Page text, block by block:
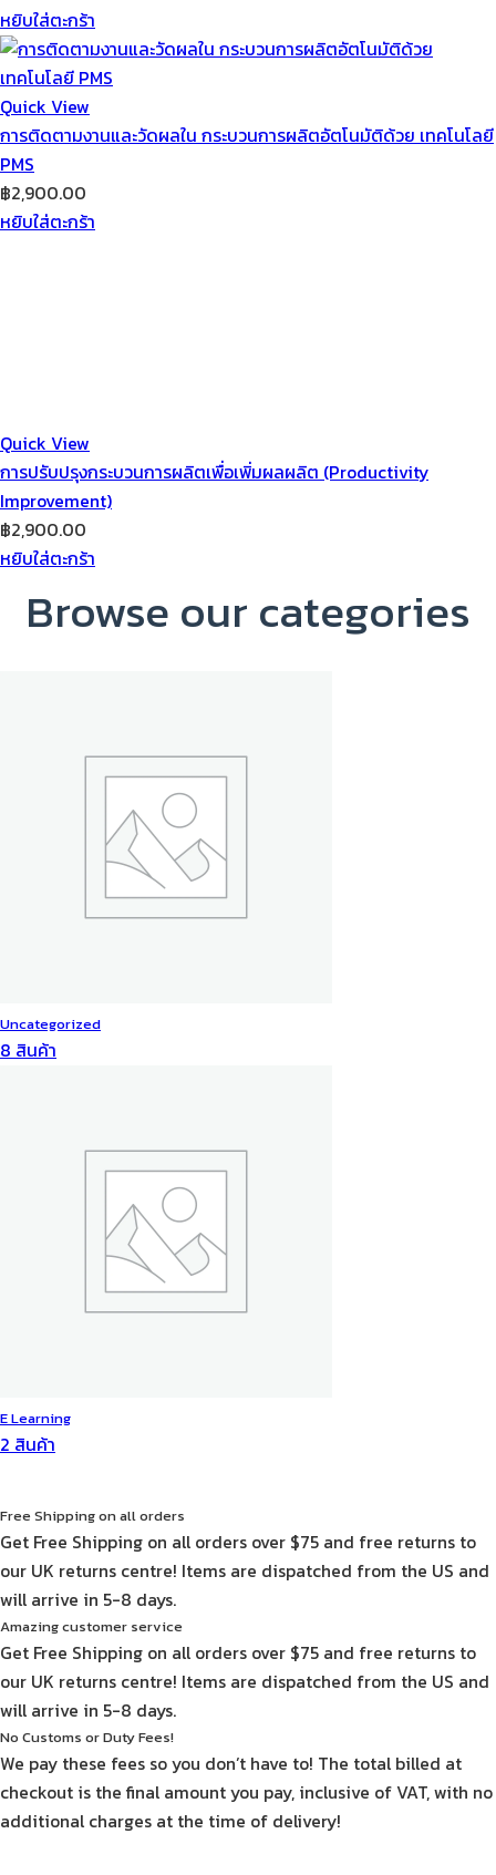
หยิบใส่ตะกร้า
Quick View
การติดตามงานและวัดผลใน กระบวนการผลิตอัตโนมัติด้วย เทคโนโลยี
PMS
฿2,900.00
หยิบใส่ตะกร้า
Quick View
การปรับปรุงกระบวนการผลิตเพื่อเพิ่มผลผลิต (Productivity
Improvement)
฿2,900.00
หยิบใส่ตะกร้า
Browse our categories
Uncategorized
8 สินค้า
E Learning
2 สินค้า
Free Shipping on all orders
Get Free Shipping on all orders over $75 and free returns to
our UK returns centre! Items are dispatched from the US and
will arrive in 5-8 days.
Amazing customer service
Get Free Shipping on all orders over $75 and free returns to
our UK returns centre! Items are dispatched from the US and
will arrive in 5-8 days.
No Customs or Duty Fees!
We pay these fees so you don’t have to! The total billed at
checkout is the final amount you pay, inclusive of VAT, with no
additional charges at the time of delivery!